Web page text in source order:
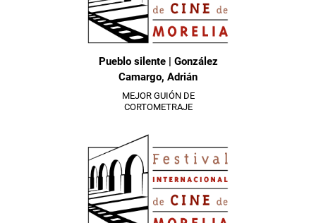
Pueblo silente | González
Camargo, Adrián
MEJOR GUIÓN DE
CORTOMETRAJE